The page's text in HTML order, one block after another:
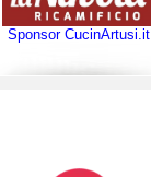
Sponsor CucinArtusi.it